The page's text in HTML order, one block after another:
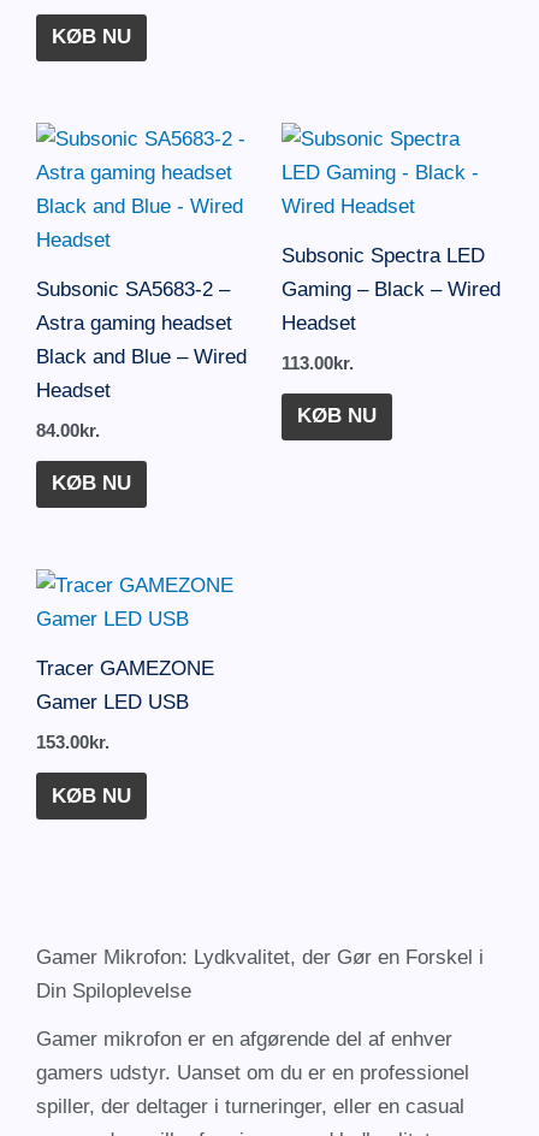
KØB NU
Subsonic SA5683-2 –
Astra gaming headset
Black and Blue – Wired
Headset
84.00kr.
KØB NU
Subsonic Spectra LED
Gaming – Black – Wired
Headset
113.00kr.
KØB NU
Tracer GAMEZONE
Gamer LED USB
153.00kr.
KØB NU
Gamer Mikrofon: Lydkvalitet, der Gør en Forskel i
Din Spiloplevelse
Gamer mikrofon er en afgørende del af enhver
gamers udstyr. Uanset om du er en professionel
spiller, der deltager i turneringer, eller en casual